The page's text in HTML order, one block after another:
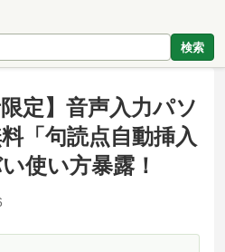
検索
定】音声入力パソ
「句読点自動挿入
使い方暴露！